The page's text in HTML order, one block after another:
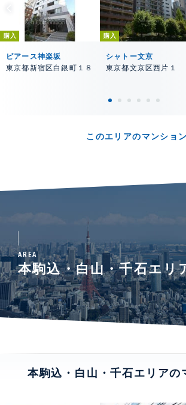
購入
ピアース神楽坂
東京都新宿区白銀町１８
購入
シャトー文京
東京都文京区西片１
このエリアのマンショ
AREA
本駒込・白山・千石エリ
本駒込・白山・千石エリアの